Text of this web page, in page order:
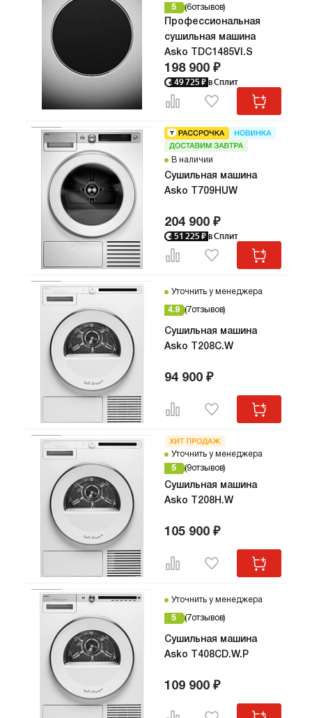
5 6отзывов
Профессиональная
сушильная машина
Asko TDC1485VI.S
198 900 ₽
49 725 ₽ в Сплит
В наличии
Сушильная машина
Asko T709HUW
204 900 ₽
51 225 ₽ в Сплит
Уточнить у менеджера
4.9 7отзывов
Сушильная машина
Asko T208C.W
94 900 ₽
Уточнить у менеджера
5
9отзывов
Сушильная машина
Asko T208H.W
105 900 ₽
Уточнить у менеджера
5 7отзывов
Сушильная машина
Asko T408CD.W.P
109 900 ₽